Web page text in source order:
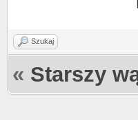
Szukaj
« Starszy